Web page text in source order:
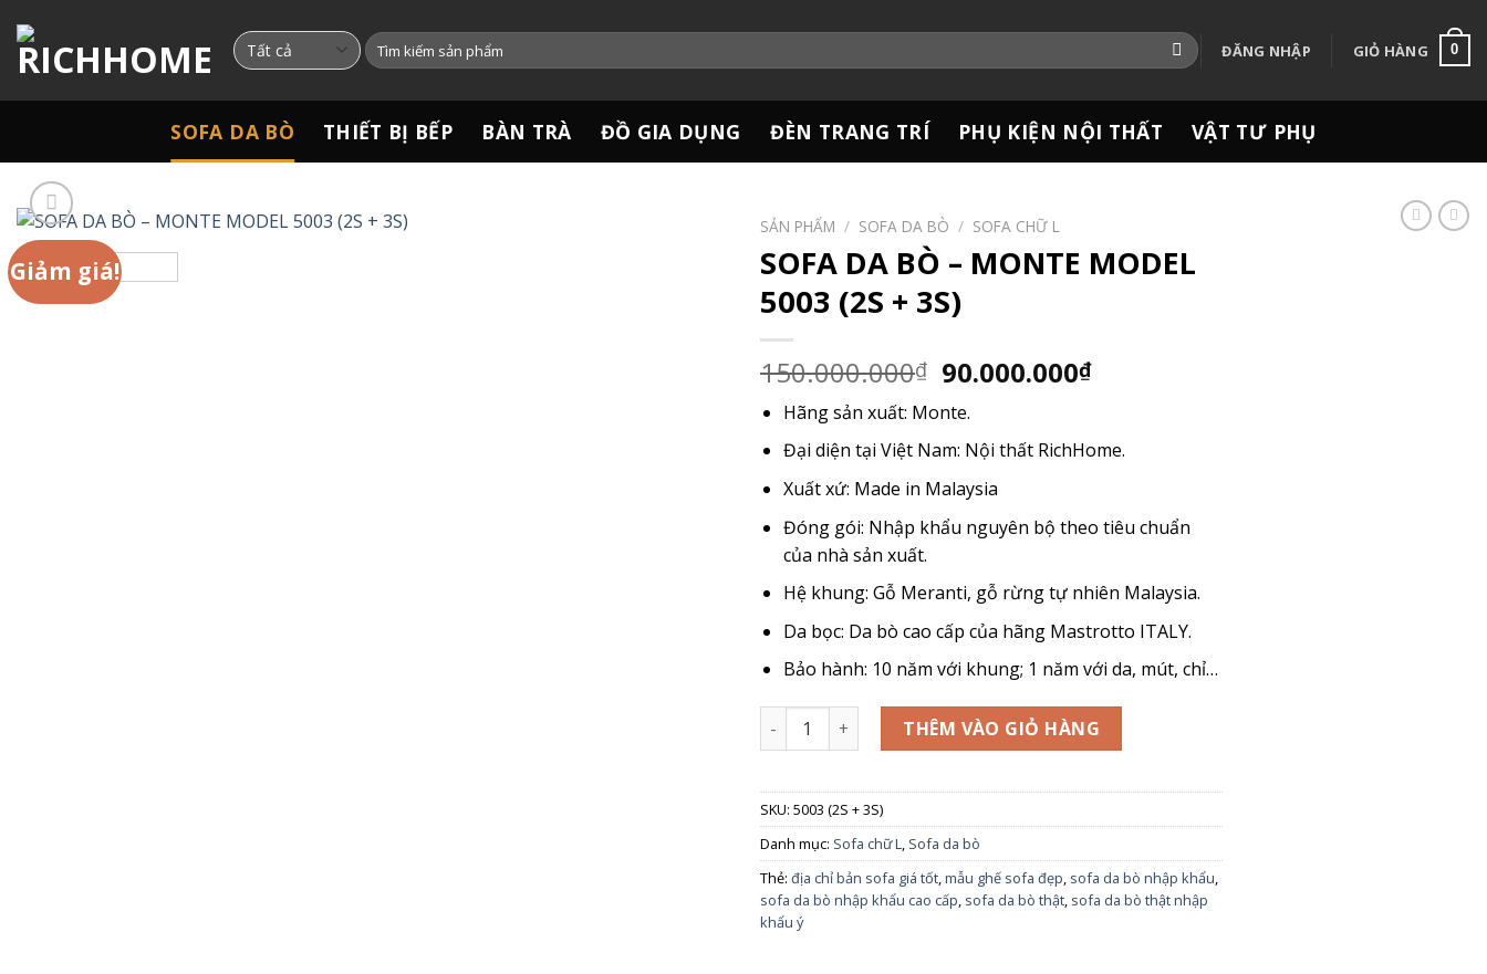
đến
nội
dung
Tìm
kiếm:
ĐĂNG NHẬP GIỎ HÀNG 0
SOFA DA BÒ THIẾT BỊ BẾP BÀN TRÀ ĐỒ GIA DỤNG ĐÈN TRANG TRÍ PHỤ KIỆN NỘI THẤT VẬT TƯ PHỤ
Giảm giá!
SẢN PHẨM / SOFA DA BÒ / SOFA CHỮ L
SOFA DA BÒ – MONTE MODEL
5003 (2S + 3S)
150.000.000₫ Giá
gốc
là:
150.000.000₫.
90.000.000₫Giá
là:
Hãng sản xuất: Monte.
Đại diện tại Việt Nam: Nội thất RichHome.
Xuất xứ: Made in Malaysia
Đóng gói: Nhập khẩu nguyên bộ theo tiêu chuẩn
của nhà sản xuất.
Hệ khung: Gỗ Meranti, gỗ rừng tự nhiên Malaysia.
Da bọc: Da bò cao cấp của hãng Mastrotto ITALY.
Bảo hành: 10 năm với khung; 1 năm với da, mút, chỉ…
SOFA DA BÒ - MONTE MODEL 5003 (2S + 3S) số lượng
THÊM VÀO GIỎ HÀNG
SKU: 5003 (2S + 3S)
Danh mục: Sofa chữ L, Sofa da bò
Thẻ: địa chỉ bản sofa giá tốt,mẫu ghế sofa đẹp, sofa da bò nhập khẩu,
sofa da bò nhập khẩu cao cấp, sofa da bò thật, sofa da bò thật nhập
khẩu ý